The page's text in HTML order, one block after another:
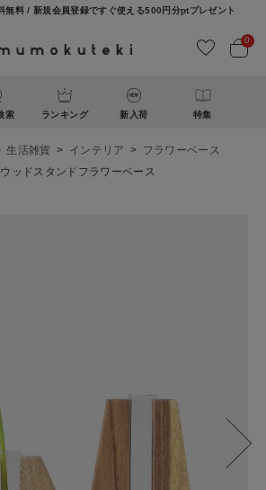
無料 / 新規会員登録ですぐ使える500円分ptプレゼント
0
索 ランキング 新入荷 特集
生活雑貨 インテリア
フラワーベース
ッドスタンドフラワーベース